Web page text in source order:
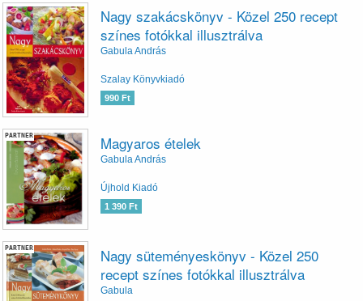
Nagy szakácskönyv - Közel 250 recept
színes fotókkal illusztrálva
Gabula András
Szalay Könyvkiadó
990 Ft
PARTNER Magyaros ételek
Gabula András
Újhold Kiadó
1 390 Ft
PARTNER
Nagy süteményeskönyv - Közel 250
recept színes fotókkal illusztrálva
Gabula